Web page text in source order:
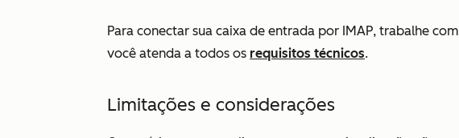
Para conectar sua caixa de entrada por IMAP, trabalhe
você atenda a todos os requisitos técnicos.
Limitações e considerações